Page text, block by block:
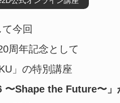
て今回
周年記念として
」の特別講座
〜Shape the Future〜」